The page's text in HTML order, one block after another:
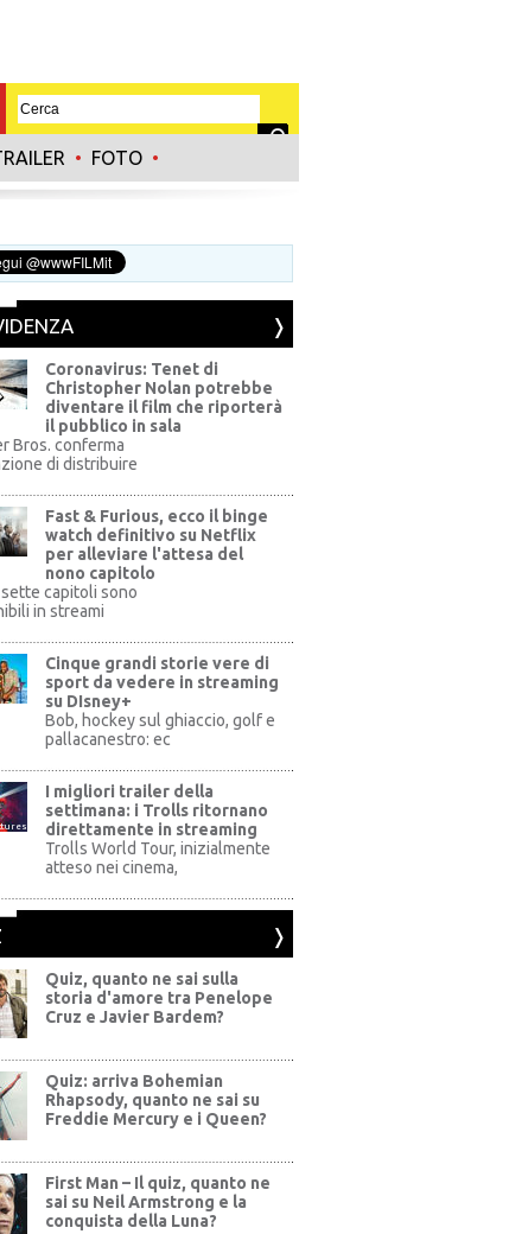
• FOTO •
Coronavirus: Tenet di
Christopher Nolan potrebbe
diventare il film che riporterà
il pubblico in sala
Bros. conferma
di distribuire
Fast & Furious, ecco il binge
watch definitivo su Netflix
per alleviare l'attesa del
nono capitolo
sette capitoli sono
in streami
Cinque grandi storie vere di
sport da vedere in streaming
su DIsney+
Bob, hockey sul ghiaccio, golf e
pallacanestro: ec
I migliori trailer della
settimana: i Trolls ritornano
direttamente in streaming
Trolls World Tour, inizialmente
atteso nei cinema,
Quiz, quanto ne sai sulla
storia d'amore tra Penelope
Cruz e Javier Bardem?
Quiz: arriva Bohemian
Rhapsody, quanto ne sai su
Freddie Mercury e i Queen?
First Man – Il quiz, quanto ne
sai su Neil Armstrong e la
conquista della Luna?